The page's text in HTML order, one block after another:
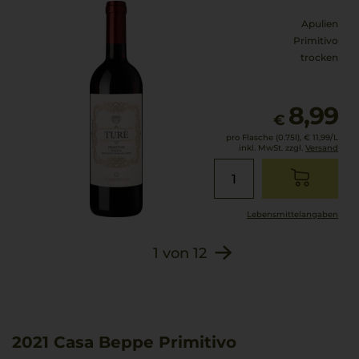
Apulien
Primitivo
trocken
€ 8,99
pro Flasche (0.75l), € 11,99/L
inkl. MwSt. zzgl. Versand
Lebensmittel­angaben
1 von 12
2021 Casa Beppe Primitivo